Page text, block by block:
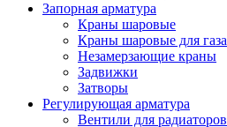
Запорная арматура
Краны шаровые
Краны шаровые для газа
Незамерзающие краны
Задвижки
Затворы
Регулирующая арматура
Вентили для радиаторов